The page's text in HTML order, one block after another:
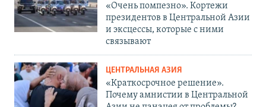
«Очень помпезно». Кортежи
президентов в Центральной Азии
и эксцессы, которые с ними
связывают
ЦЕНТРАЛЬНАЯ АЗИЯ
«Краткосрочное решение».
Почему амнистии в Центральной